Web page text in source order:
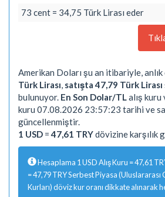
73 cent = 34,75 Türk Lirası eder
Amerikan Doları şu an itibariyle,
Türk Lirası satışta 47,79 Türk Lirası
bulunuyor. En Son Dolar/TL alış
kuru 07.08.2026 23:57:23 tarihi ve
güncellenmiştir.
1 USD =47,61 TRYdövizine karşılık
Hesaplama 1 USD Alış Kuru = 47,61
= 47,79 TRY Serbest Piyasa (Uluslararası
Kurları) döviz kur oranı dikkate alınarak